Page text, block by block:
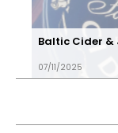
Baltic Cider
07/11/2025